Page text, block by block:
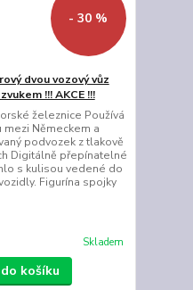
- 30 %
dvou vozový vůz
!!! AKCE !!!
železnice Používá
Německem a
podvozek z tlakově
Digitálně přepínatelné
s kulisou vedené do
Figurína spojky
Skladem
košíku